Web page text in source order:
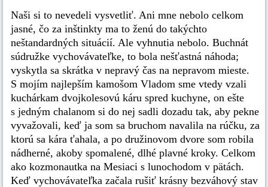
Naši si to nevedeli vysvetliť. Ani mne nebolo celkom
jasné, čo za inštinkty ma to ženú do takýchto
neštandardných situácií. Ale vyhnutia nebolo. Buchnát
súdružke vychovávateľke, to bola nešťastná náhoda;
vyskytla sa skrátka v nepravý čas na nepravom mieste.
S mojím najlepším kamošom Vladom sme vtedy vzali
kuchárkam dvojkolesovú káru spred kuchyne, on ešte
s jedným chalanom si do nej sadli dozadu tak, aby pekne
vyvažovali, keď ja som sa bruchom navalila na rúčku, za
ktorú sa kára ťahala, a po družinovom dvore som robila
nádherné, akoby spomalené, dlhé plavné kroky. Celkom
ako kozmonautka na Mesiaci s lunochodom v pätách.
Keď vychovávateľka začala rušiť krásny bezváhový stav